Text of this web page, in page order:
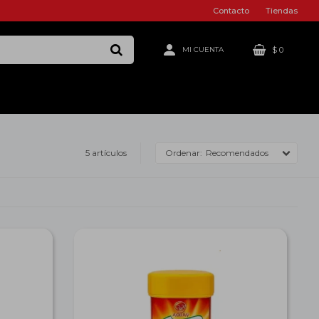
$ 0
Contacto Tiendas
5 artículos Recomendados